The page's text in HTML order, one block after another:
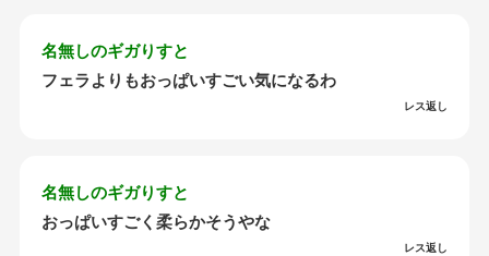
名無しのギガりすと
フェラよりもおっぱいすごい気になるわ
レス返し
名無しのギガりすと
おっぱいすごく柔らかそうやな
レス返し